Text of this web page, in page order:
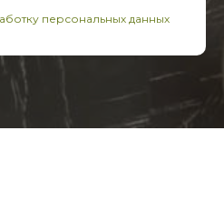
персональных данных